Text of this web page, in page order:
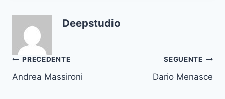
Deepstudio
Navigazione
articoli
PRECEDENTE
Andrea Massironi
SEGUENTE
Dario Menasce